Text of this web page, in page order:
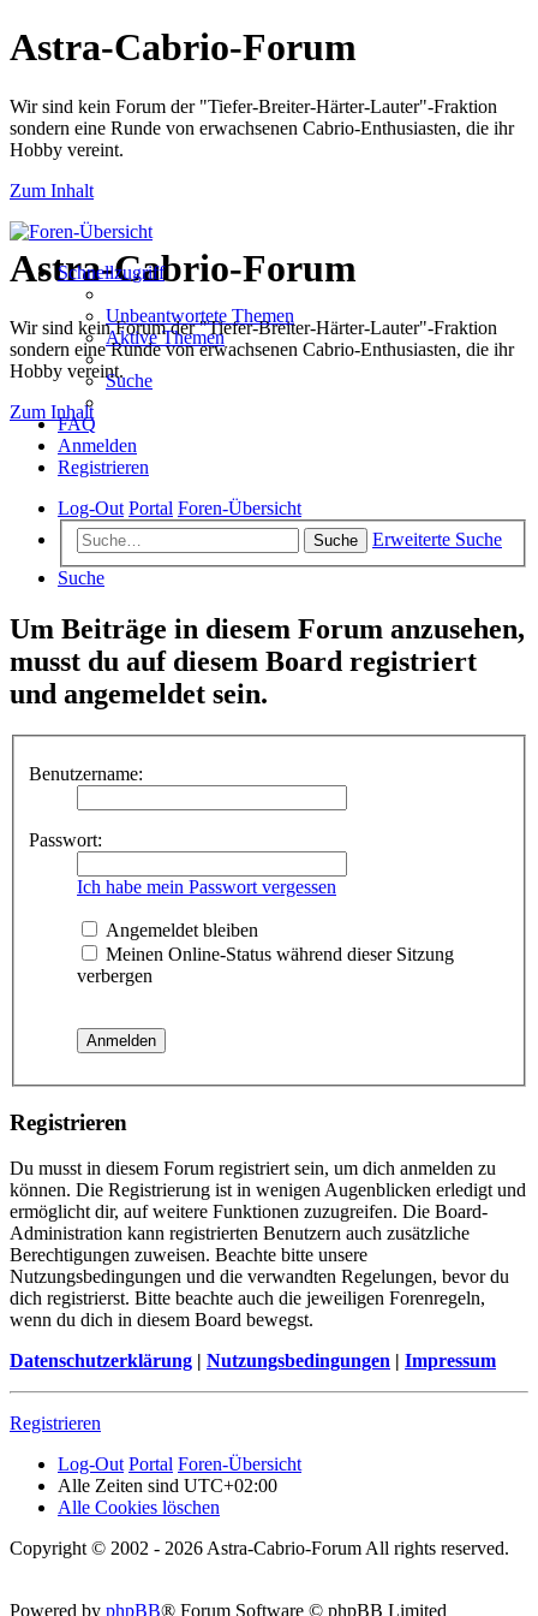
Astra-Cabrio-Forum
Wir sind kein Forum der "Tiefer-Breiter-Härter-Lauter"-Fraktion
sondern eine Runde von erwachsenen Cabrio-Enthusiasten, die ihr
Hobby vereint.
Zum Inhalt
Astra-Cabrio-Forum
Wir sind kein Forum der "Tiefer-Breiter-Härter-Lauter"-Fraktion
sondern eine Runde von erwachsenen Cabrio-Enthusiasten, die ihr
Hobby vereint.
Zum Inhalt
Schnellzugriff
Unbeantwortete Themen
Aktive Themen
Suche
FAQ
Anmelden
Registrieren
Log-Out Portal Foren-Übersicht
Suche
Erweiterte Suche
Suche
Um Beiträge in diesem Forum anzusehen,
musst du auf diesem Board registriert
und angemeldet sein.
Benutzername:
Passwort:
Ich habe mein Passwort vergessen
Angemeldet bleiben
Meinen Online-Status während dieser Sitzung
verbergen
Registrieren
Du musst in diesem Forum registriert sein, um dich anmelden zu
können. Die Registrierung ist in wenigen Augenblicken erledigt und
ermöglicht dir, auf weitere Funktionen zuzugreifen. Die Board-
Administration kann registrierten Benutzern auch zusätzliche
Berechtigungen zuweisen. Beachte bitte unsere
Nutzungsbedingungen und die verwandten Regelungen, bevor du
dich registrierst. Bitte beachte auch die jeweiligen Forenregeln,
wenn du dich in diesem Board bewegst.
Datenschutzerklärung | Nutzungsbedingungen | Impressum
Registrieren
Log-Out Portal Foren-Übersicht
Alle Zeiten sind UTC+02:00
Alle Cookies löschen
Copyright © 2002 - 2026 Astra-Cabrio-Forum All rights reserved.
Powered by phpBB® Forum Software © phpBB Limited